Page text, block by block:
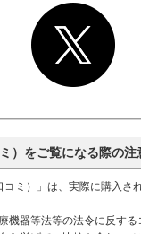
）をご覧になる際の注
コミ）」は、実際に購入
機器等法等の法令に反する